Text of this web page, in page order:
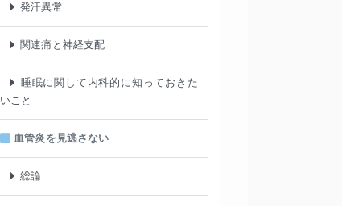
発汗異常
関連痛と神経支配
睡眠に関して内科的に知っておきた
いこと
血管炎を見逃さない
総論